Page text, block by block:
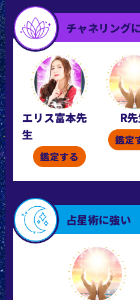
チャネリング
エリス富本先
生
鑑定する
R
鑑定
占星術に強い